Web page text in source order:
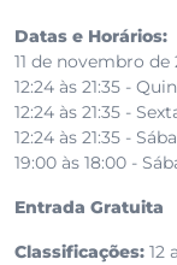
Datas e Horários:
11 de novembro de
12:24 às 21:35 -
12:24 às 21:35 -
12:24 às 21:35 -
19:00 às 18:00 -
Entrada Gratuita
Classificações: 12